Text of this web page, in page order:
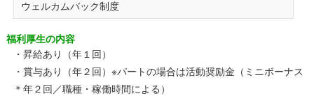
ウェルカムバック制度
福利厚生の内容
・昇給あり（年１回）
・賞与あり（年２回）※パートの場合は活動奨励金（ミニボーナス
＊年２回／職種・稼働時間による）